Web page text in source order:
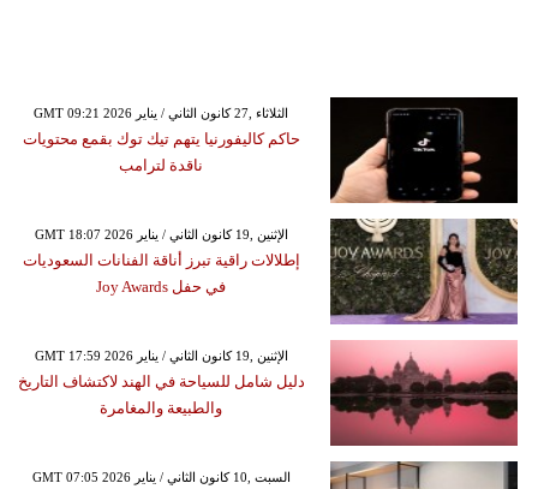
GMT 09:21 2026 الثلاثاء ,27 كانون الثاني / يناير
حاكم كاليفورنيا يتهم تيك توك بقمع محتويات
ناقدة لترامب
GMT 18:07 2026 الإثنين ,19 كانون الثاني / يناير
إطلالات راقية تبرز أناقة الفنانات السعوديات
في حفل Joy Awards
GMT 17:59 2026 الإثنين ,19 كانون الثاني / يناير
دليل شامل للسياحة في الهند لاكتشاف التاريخ
والطبيعة والمغامرة
GMT 07:05 2026 السبت ,10 كانون الثاني / يناير